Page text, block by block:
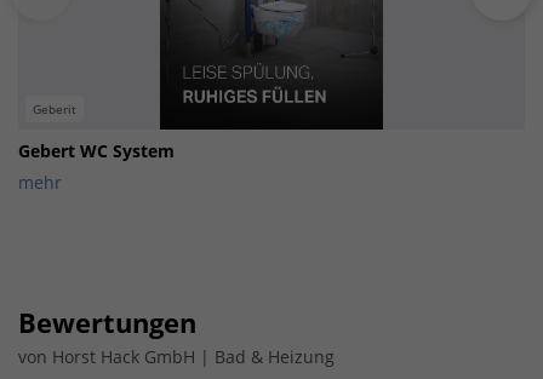
Geberit
Gebert WC System
mehr
Bewertungen
von Horst Hack GmbH | Bad & Heizung